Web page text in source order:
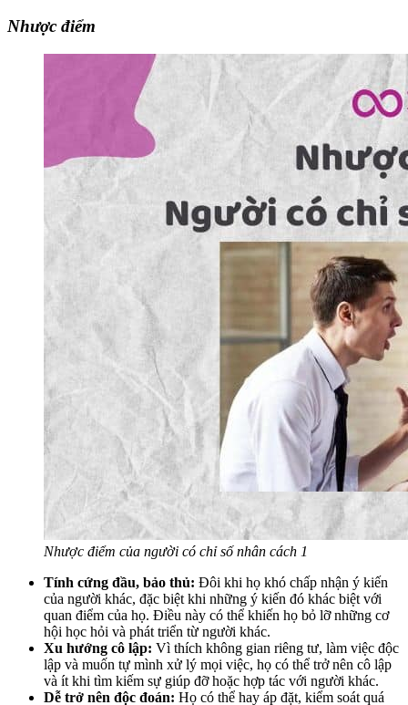
Nhược điểm
Nhược điểm của người có chỉ số nhân cách 1
Tính cứng đầu, bảo thủ: Đôi khi họ khó chấp nhận ý kiến
của người khác, đặc biệt khi những ý kiến đó khác biệt với
quan điểm của họ. Điều này có thể khiến họ bỏ lỡ những cơ
hội học hỏi và phát triển từ người khác.
Xu hướng cô lập: Vì thích không gian riêng tư, làm việc độc
lập và muốn tự mình xử lý mọi việc, họ có thể trở nên cô lập
và ít khi tìm kiếm sự giúp đỡ hoặc hợp tác với người khác.
Dễ trở nên độc đoán: Họ có thể hay áp đặt, kiểm soát quá